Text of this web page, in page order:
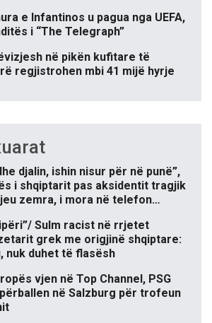
e Infantinos u pagua nga UEFA,
i “The Telegraph”
në pikën kufitare të
regjistrohen mbi 41 mijë hyrje
djalin, ishin nisur për në punë”,
i shqiptarit pas aksidentit tragjik
zemra, i mora në telefon…
Sulm racist në rrjetet
grek me origjinë shqiptare:
nuk duhet të flasësh
vjen në Top Channel, PSG
në Salzburg për trofeun